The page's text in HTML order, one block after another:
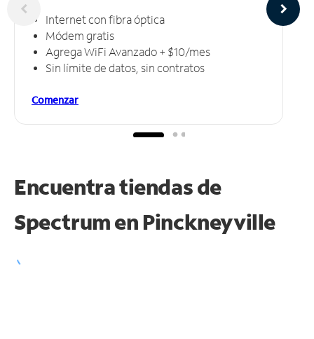
Internet con fibra óptica
Módem gratis
Agrega WiFi Avanzado + $10/mes
Sin límite de datos, sin contratos
Comenzar
Encuentra tiendas de
Spectrum en Pinckneyville